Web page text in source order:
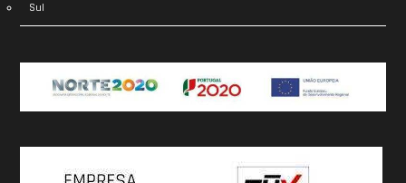
Sul